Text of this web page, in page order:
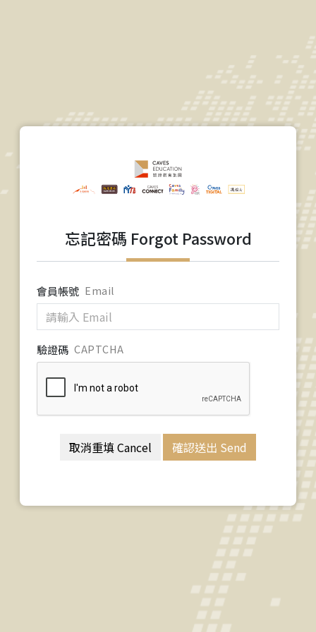
忘記密碼 Forgot Password
會員帳號 Email
驗證碼 CAPTCHA
取消重填 Cancel 確認送出 Send